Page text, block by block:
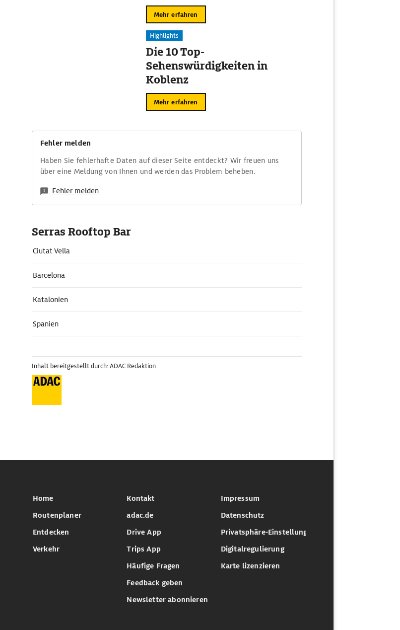
Mehr erfahren
Highlights
Die 10 Top-
Sehenswürdigkeiten in
Koblenz
Mehr erfahren
Fehler melden
Haben Sie fehlerhafte Daten auf dieser Seite entdeckt? Wir freuen uns
über eine Meldung von Ihnen und werden das Problem beheben.
Fehler melden
Serras Rooftop Bar
Ciutat Vella
Barcelona
Katalonien
Spanien
Inhalt bereitgestellt durch: ADAC Redaktion
Home
Routenplaner
Entdecken
Verkehr
Kontakt
adac.de
Drive App
Trips App
Häufige Fragen
Feedback geben
Newsletter abonnieren
Impressum
Datenschutz
Privatsphäre-Einstellungen
Digitalregulierung
Karte lizenzieren